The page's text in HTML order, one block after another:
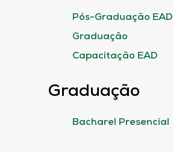
Pós-Graduação EAD
Graduação
Capacitação EAD
Graduação
Bacharel Presencial